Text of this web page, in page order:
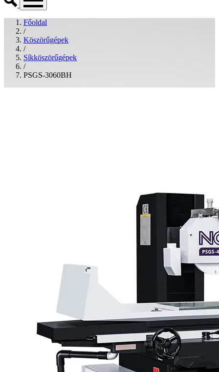
Főoldal
/
Köszörűgépek
/
Síkköszörűgépek
/
PSGS-3060BH